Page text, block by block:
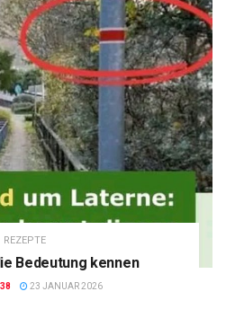
REZEPTE
Bedeutung kennen
23 JANUAR 2026